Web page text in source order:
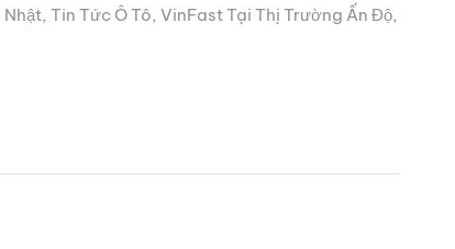
Nhật, Tin Tức Ô Tô, VinFast Tại Thị Trường Ấn Độ,